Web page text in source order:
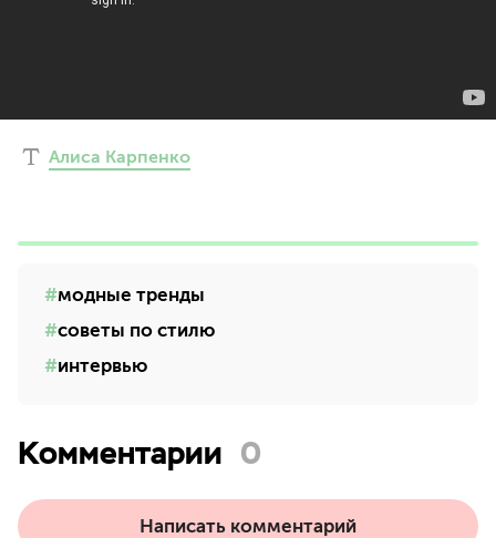
Алиса Карпенко
модные тренды
советы по стилю
интервью
Комментарии 0
Написать комментарий